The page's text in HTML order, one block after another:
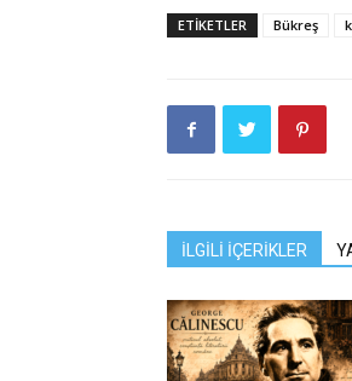
ETIKETLER Bükreş
İLGİLİ İÇERİKLER